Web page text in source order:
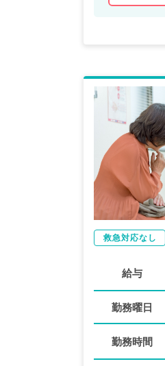
救急対応なし
給与
勤務曜日
勤務時間